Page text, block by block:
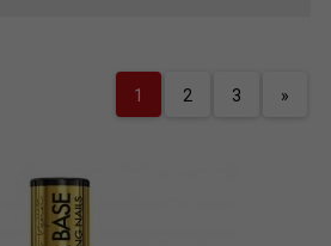
1 2 3 »